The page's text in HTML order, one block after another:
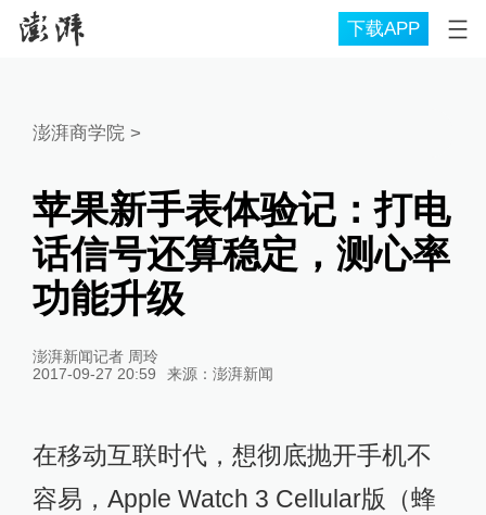
下载APP
澎湃商学院 >
苹果新手表体验记：打电
话信号还算稳定，测心率
功能升级
澎湃新闻记者 周玲
2017-09-27 20:59
来源： 澎湃新闻
在移动互联时代，想彻底抛开手机不
容易，Apple Watch 3 Cellular版（蜂